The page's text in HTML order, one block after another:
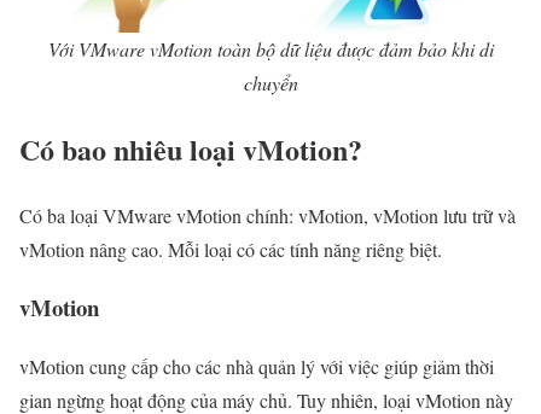
Với VMware vMotion toàn bộ dữ liệu được đảm bảo khi di
chuyển
Có bao nhiêu loại vMotion?
Có ba loại VMware vMotion chính: vMotion, vMotion lưu trữ và
vMotion nâng cao. Mỗi loại có các tính năng riêng biệt.
vMotion
vMotion cung cấp cho các nhà quản lý với việc giúp giảm thời
gian ngừng hoạt động của máy chủ. Tuy nhiên, loại vMotion này